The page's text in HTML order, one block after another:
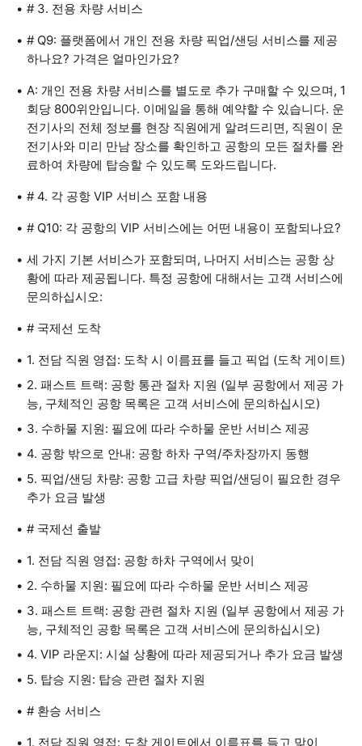
# 3. 전용 차량 서비스
# Q9: 플랫폼에서 개인 전용 차량 픽업/샌딩 서비스를 제공
하나요? 가격은 얼마인가요?
A: 개인 전용 차량 서비스를 별도로 추가 구매할 수 있으며, 1
회당 800위안입니다. 이메일을 통해 예약할 수 있습니다. 운
전기사의 전체 정보를 현장 직원에게 알려드리면, 직원이 운
전기사와 미리 만남 장소를 확인하고 공항의 모든 절차를 완
료하여 차량에 탑승할 수 있도록 도와드립니다.
# 4. 각 공항 VIP 서비스 포함 내용
# Q10: 각 공항의 VIP 서비스에는 어떤 내용이 포함되나요?
세 가지 기본 서비스가 포함되며, 나머지 서비스는 공항 상
황에 따라 제공됩니다. 특정 공항에 대해서는 고객 서비스에
문의하십시오:
# 국제선 도착
1. 전담 직원 영접: 도착 시 이름표를 들고 픽업 (도착 게이트)
2. 패스트 트랙: 공항 통관 절차 지원 (일부 공항에서 제공 가
능, 구체적인 공항 목록은 고객 서비스에 문의하십시오)
3. 수하물 지원: 필요에 따라 수하물 운반 서비스 제공
4. 공항 밖으로 안내: 공항 하차 구역/주차장까지 동행
5. 픽업/샌딩 차량: 공항 고급 차량 픽업/샌딩이 필요한 경우
추가 요금 발생
# 국제선 출발
1. 전담 직원 영접: 공항 하차 구역에서 맞이
2. 수하물 지원: 필요에 따라 수하물 운반 서비스 제공
3. 패스트 트랙: 공항 관련 절차 지원 (일부 공항에서 제공 가
능, 구체적인 공항 목록은 고객 서비스에 문의하십시오)
4. VIP 라운지: 시설 상황에 따라 제공되거나 추가 요금 발생
5. 탑승 지원: 탑승 관련 절차 지원
# 환승 서비스
1. 전담 직원 영접: 도착 게이트에서 이름표를 들고 맞이